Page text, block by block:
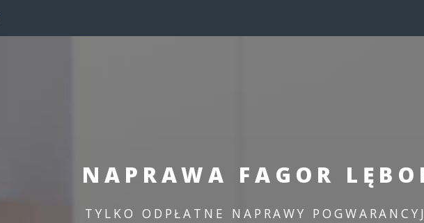
NAPRAWA FAGOR
TYLKO ODPŁATNE NAPRAWY